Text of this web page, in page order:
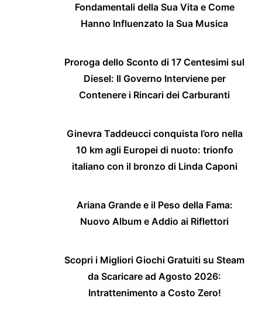
Fondamentali della Sua Vita e Come
Hanno Influenzato la Sua Musica
Proroga dello Sconto di 17 Centesimi sul
Diesel: Il Governo Interviene per
Contenere i Rincari dei Carburanti
Ginevra Taddeucci conquista l’oro nella
10 km agli Europei di nuoto: trionfo
italiano con il bronzo di Linda Caponi
Ariana Grande e il Peso della Fama:
Nuovo Album e Addio ai Riflettori
Scopri i Migliori Giochi Gratuiti su Steam
da Scaricare ad Agosto 2026:
Intrattenimento a Costo Zero!